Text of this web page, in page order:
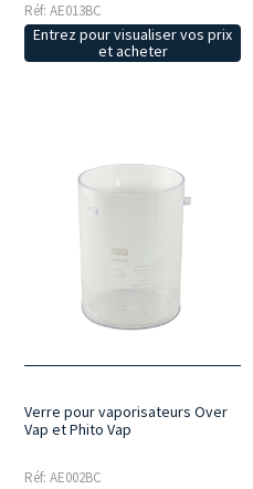
Réf: AE013BC
Entrez pour visualiser vos prix
et acheter
Verre pour vaporisateurs Over
Vap et Phito Vap
Réf: AE002BC